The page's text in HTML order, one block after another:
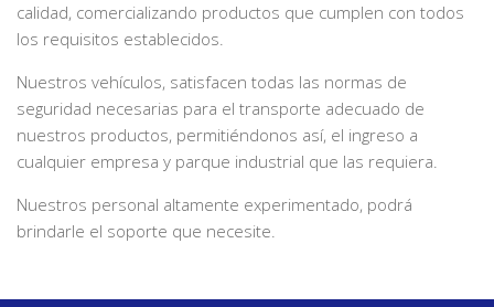
calidad, comercializando productos que cumplen con todos
los requisitos establecidos.
Nuestros vehículos, satisfacen todas las normas de
seguridad necesarias para el transporte adecuado de
nuestros productos, permitiéndonos así, el ingreso a
cualquier empresa y parque industrial que las requiera.
Nuestros personal altamente experimentado, podrá
brindarle el soporte que necesite.